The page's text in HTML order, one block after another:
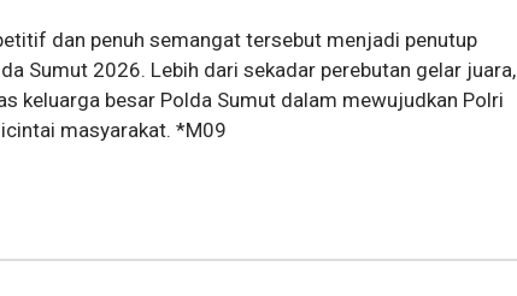
dan penuh semangat tersebut menjadi penutup
Sumut 2026. Lebih dari sekadar perebutan gelar juara,
keluarga besar Polda Sumut dalam mewujudkan Polri
masyarakat. *M09